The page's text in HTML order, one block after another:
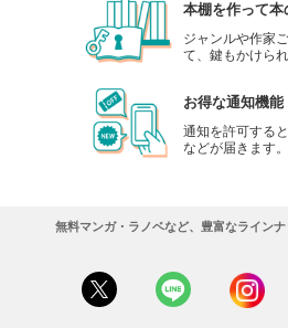
本棚を作って本
ジャンルや作家
て、鍵もかけられ
お得な通知機能
通知を許可する
などが届きます。
無料マンガ・ラノベなど、豊富なライン